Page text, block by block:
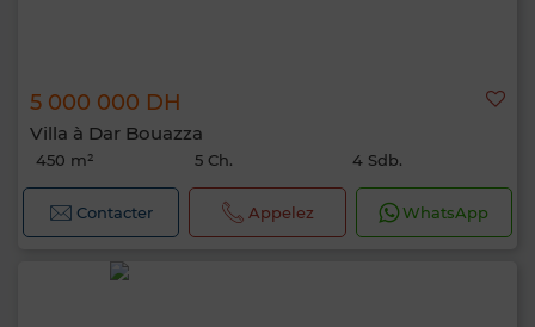
5 000 000 DH
Villa à Dar Bouazza
450 m² 5 Ch. 4 Sdb.
Contacter Appelez WhatsApp